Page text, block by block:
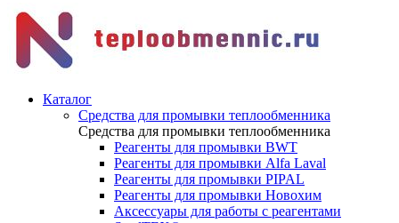
Каталог
Средства для промывки теплообменника
Средства для промывки теплообменника
Реагенты для промывки BWT
Реагенты для промывки Alfa Laval
Реагенты для промывки PIPAL
Реагенты для промывки Новохим
Аксессуары для работы с реагентами